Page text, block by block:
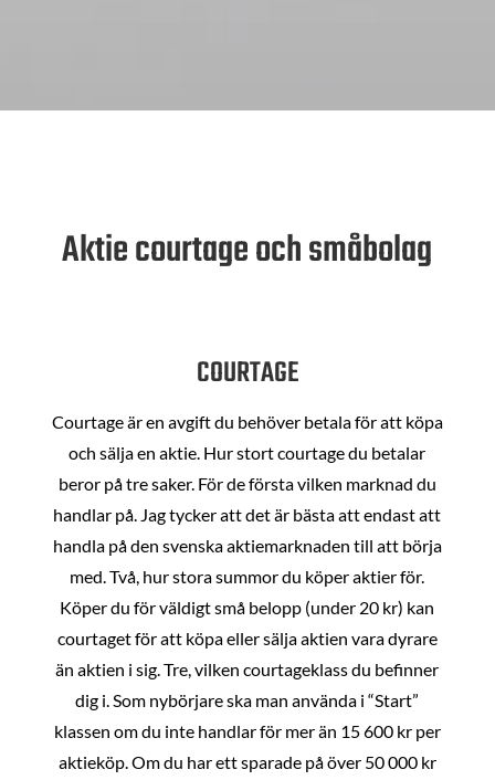
Aktie courtage och småbolag
COURTAGE
Courtage är en avgift du behöver betala för att köpa
och sälja en aktie. Hur stort courtage du betalar
beror på tre saker. För de första vilken marknad du
handlar på. Jag tycker att det är bästa att endast att
handla på den svenska aktiemarknaden till att börja
med. Två, hur stora summor du köper aktier för.
Köper du för väldigt små belopp (under 20 kr) kan
courtaget för att köpa eller sälja aktien vara dyrare
än aktien i sig. Tre, vilken courtageklass du befinner
dig i. Som nybörjare ska man använda i “Start”
klassen om du inte handlar för mer än 15 600 kr per
aktieköp. Om du har ett sparade på över 50 000 kr